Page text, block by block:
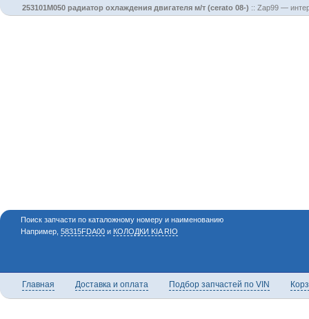
253101M050 радиатор охлаждения двигателя м/т (cerato 08-) :: Zap99 —
Поиск запчасти по каталожному номеру и наименованию
Например, 58315FDA00 и КОЛОДКИ KIA RIO
Главная Доставка и оплата Подбор запчастей по VIN